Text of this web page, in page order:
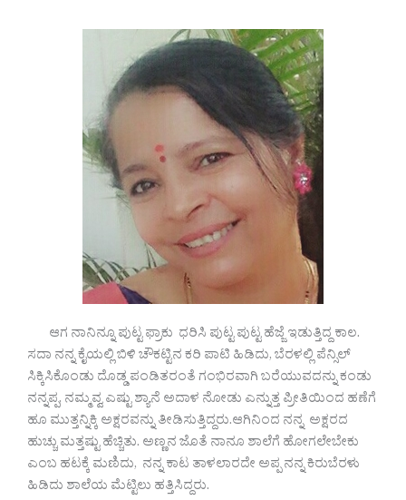
ಆಗ ನಾನಿನ್ನೂ ಪುಟ್ಟ ಫ್ರಾಕು ಧರಿಸಿ ಪುಟ್ಟ ಪುಟ್ಟ ಹೆಜ್ಜೆ ಇಡುತ್ತಿದ್ದ ಕಾಲ.
ಸದಾ ನನ್ನ ಕೈಯಲ್ಲಿ ಬಿಳಿ ಚೌಕಟ್ಟಿನ ಕರಿ ಪಾಟಿ ಹಿಡಿದು, ಬೆರಳಲ್ಲಿ ಪೆನ್ಸಿಲ್
ಸಿಕ್ಕಿಸಿಕೊಂಡು ದೊಡ್ಡ ಪಂಡಿತರಂತೆ ಗಂಭಿರವಾಗಿ ಬರೆಯುವದನ್ನು ಕಂಡು
ನನ್ನಪ್ಪ, ನಮ್ಮವ್ವ ಎಷ್ಟು ಶ್ಯಾನೆ ಅದಾಳ ನೋಡು ಎನ್ನುತ್ತ ಪ್ರೀತಿಯಿಂದ ಹಣೆಗೆ
ಹೂ ಮುತ್ತನ್ನಿಕ್ಕಿ ಅಕ್ಷರವನ್ನು ತೀಡಿಸುತ್ತಿದ್ದರು.ಆಗಿನಿಂದ ನನ್ನ ಅಕ್ಷರದ
ಹುಚ್ಚು ಮತ್ತಷ್ಟು ಹೆಚ್ಚಿತು. ಅಣ್ಣನ ಜೊತೆ ನಾನೂ ಶಾಲೆಗೆ ಹೋಗಲೇಬೇಕು
ಎಂಬ ಹಟಕ್ಕೆ ಮಣಿದು, ನನ್ನ ಕಾಟ ತಾಳಲಾರದೇ ಅಪ್ಪ ನನ್ನ ಕಿರುಬೆರಳು
ಹಿಡಿದು ಶಾಲೆಯ ಮೆಟ್ಟಿಲು ಹತ್ತಿಸಿದ್ದರು.